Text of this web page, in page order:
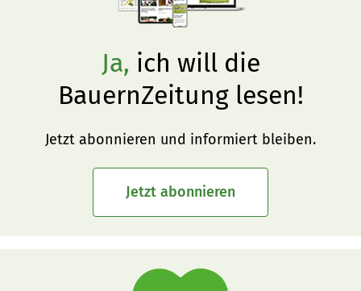
Ja, ich will die
BauernZeitung lesen!
Jetzt abonnieren und informiert bleiben.
Jetzt abonnieren